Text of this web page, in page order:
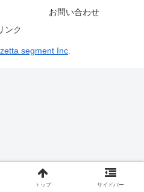
お問い合わせ
ンク
zetta segment Inc
トップ サイドバー